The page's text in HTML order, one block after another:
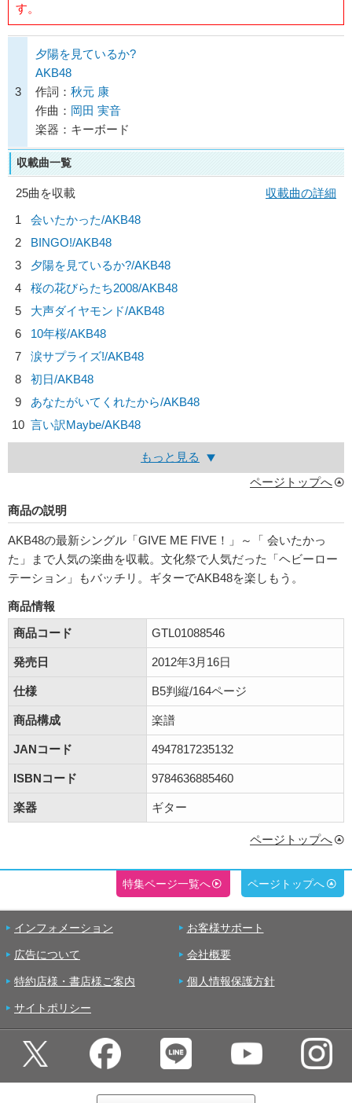
す。
3
夕陽を見ているか?
AKB48
作詞： 秋元 康
作曲： 岡田 実音
楽器：キーボード
収載曲一覧
25曲を収載
収載曲の詳細
1
会いたかった/AKB48
2
BINGO!/AKB48
3
夕陽を見ているか?/AKB48
4
桜の花びらたち2008/AKB48
5
大声ダイヤモンド/AKB48
6
10年桜/AKB48
7
涙サプライズ!/AKB48
8
初日/AKB48
9
あなたがいてくれたから/AKB48
10 言い訳Maybe/AKB48
もっと見る
ページトップへ
商品の説明
AKB48の最新シングル「GIVE ME FIVE！」～「 会いたかっ
た」まで人気の楽曲を収載。文化祭で人気だった「ヘビーロー
テーション」もバッチリ。ギターでAKB48を楽しもう。
商品情報
商品コード
GTL01088546
発売日 2012年3月16日
仕様 B5判縦/164ページ
商品構成 楽譜
JANコード 4947817235132
ISBNコード 9784636885460
楽器 ギター
ページトップへ
特集ページ一覧へ ページトップへ
インフォメーション お客様サポート
広告について 会社概要
特約店様・書店様ご案内 個人情報保護方針
サイトポリシー